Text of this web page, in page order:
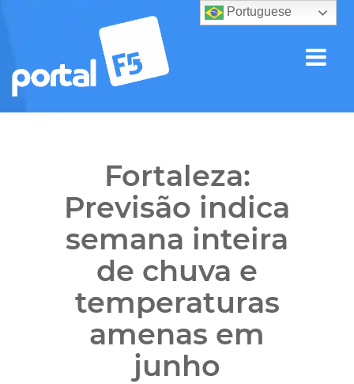
Fortaleza:
Previsão indica
semana inteira
de chuva e
temperaturas
amenas em
junho
Portuguese